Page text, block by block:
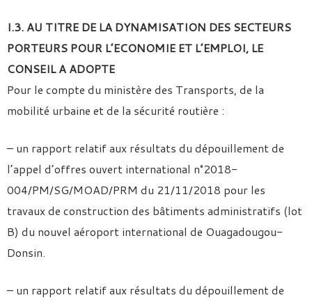
I.3. AU TITRE DE LA DYNAMISATION DES SECTEURS
PORTEURS POUR L’ECONOMIE ET L’EMPLOI, LE
CONSEIL A ADOPTE
Pour le compte du ministère des Transports, de la
mobilité urbaine et de la sécurité routière :
– un rapport relatif aux résultats du dépouillement de
l’appel d’offres ouvert international n°2018-
004/PM/SG/MOAD/PRM du 21/11/2018 pour les
travaux de construction des bâtiments administratifs (lot
B) du nouvel aéroport international de Ouagadougou-
Donsin.
– un rapport relatif aux résultats du dépouillement de